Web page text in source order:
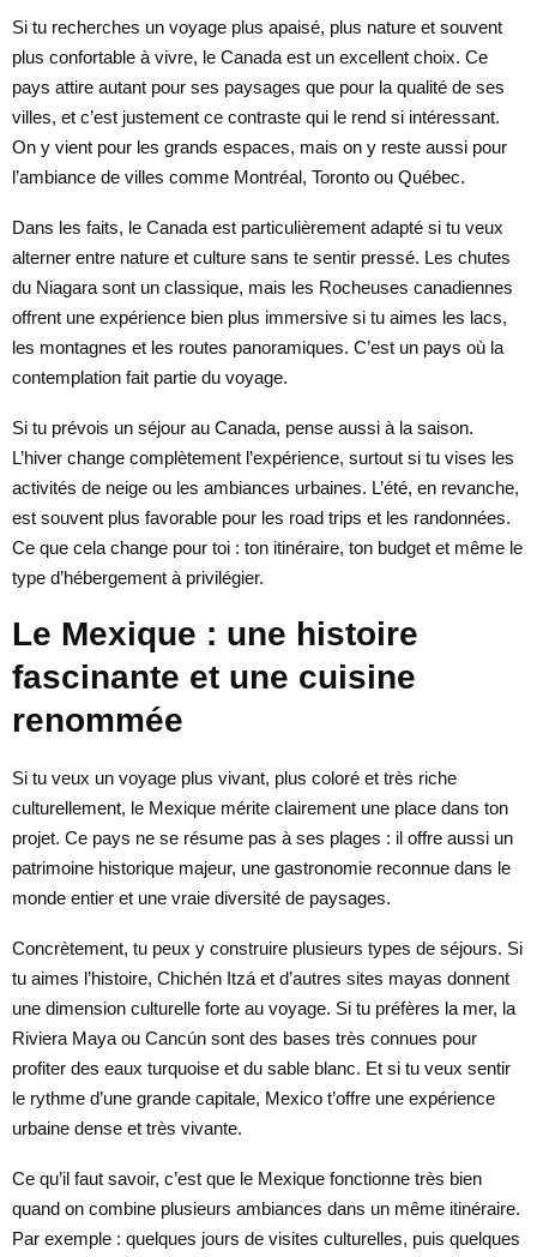
Si tu recherches un voyage plus apaisé, plus nature et souvent
plus confortable à vivre, le Canada est un excellent choix. Ce
pays attire autant pour ses paysages que pour la qualité de ses
villes, et c’est justement ce contraste qui le rend si intéressant.
On y vient pour les grands espaces, mais on y reste aussi pour
l’ambiance de villes comme Montréal, Toronto ou Québec.
Dans les faits, le Canada est particulièrement adapté si tu veux
alterner entre nature et culture sans te sentir pressé. Les chutes
du Niagara sont un classique, mais les Rocheuses canadiennes
offrent une expérience bien plus immersive si tu aimes les lacs,
les montagnes et les routes panoramiques. C’est un pays où la
contemplation fait partie du voyage.
Si tu prévois un séjour au Canada, pense aussi à la saison.
L’hiver change complètement l’expérience, surtout si tu vises les
activités de neige ou les ambiances urbaines. L’été, en revanche,
est souvent plus favorable pour les road trips et les randonnées.
Ce que cela change pour toi : ton itinéraire, ton budget et même le
type d’hébergement à privilégier.
Le Mexique : une histoire
fascinante et une cuisine
renommée
Si tu veux un voyage plus vivant, plus coloré et très riche
culturellement, le Mexique mérite clairement une place dans ton
projet. Ce pays ne se résume pas à ses plages : il offre aussi un
patrimoine historique majeur, une gastronomie reconnue dans le
monde entier et une vraie diversité de paysages.
Concrètement, tu peux y construire plusieurs types de séjours. Si
tu aimes l’histoire, Chichén Itzá et d’autres sites mayas donnent
une dimension culturelle forte au voyage. Si tu préfères la mer, la
Riviera Maya ou Cancún sont des bases très connues pour
profiter des eaux turquoise et du sable blanc. Et si tu veux sentir
le rythme d’une grande capitale, Mexico t’offre une expérience
urbaine dense et très vivante.
Ce qu’il faut savoir, c’est que le Mexique fonctionne très bien
quand on combine plusieurs ambiances dans un même itinéraire.
Par exemple : quelques jours de visites culturelles, puis quelques